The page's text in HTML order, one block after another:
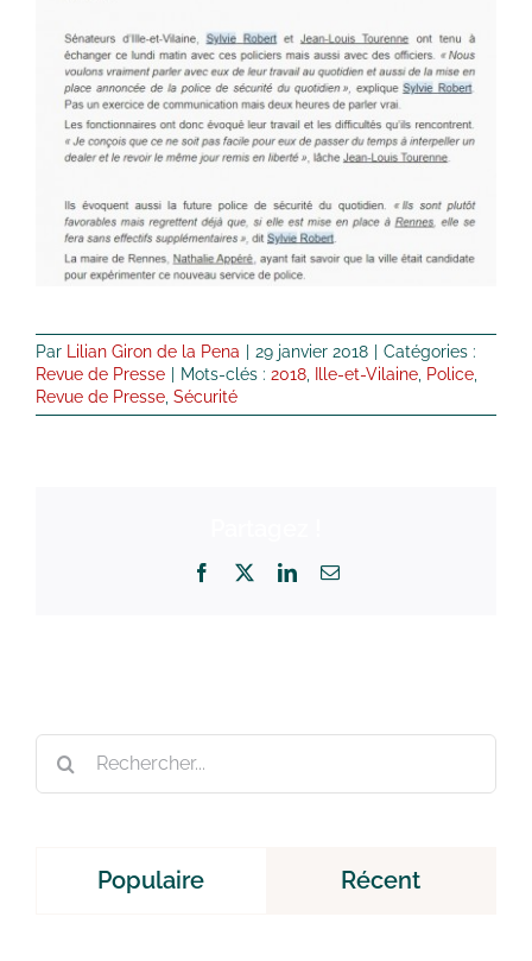
Par Lilian Giron de la Pena | 29 janvier 2018 | Catégories :
Revue de Presse | Mots-clés : 2018 Ille-et-Vilaine Police
Revue de Presse Sécurité
Facebook LinkedInEmail
Rechercher:
Populaire Récent